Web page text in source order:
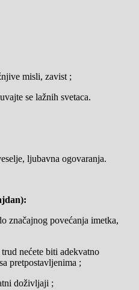
misli, zavist ;
se lažnih svetaca.
ljubavna ogovaranja.
značajnog povećanja imetka,
nećete biti adekvatno
pretpostavljenima ;
doživljaji ;